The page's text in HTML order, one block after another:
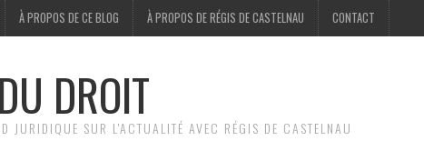
À PROPOS DE CE BLOG À PROPOS DE RÉGIS DE CASTELNAU CONTACT
DROIT
JURIDIQUE SUR L'ACTUALITÉ AVEC RÉGIS DE CASTELNAU